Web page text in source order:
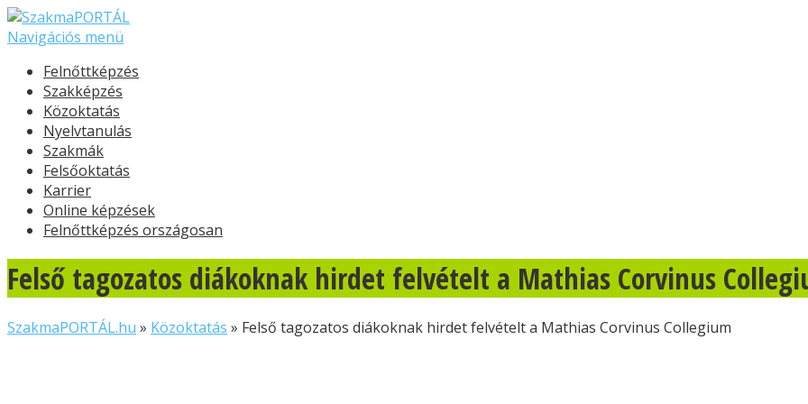
Navigációs menü
Felnőttképzés
Szakképzés
Közoktatás
Nyelvtanulás
Szakmák
Felsőoktatás
Karrier
Online képzések
Felnőttképzés országosan
Felső tagozatos diákoknak hirdet felvételt a Mathias Corvinus
SzakmaPORTÁL.hu » Közoktatás » Felső tagozatos diákoknak hirdet felvételt a Mathias Corvinus Collegium